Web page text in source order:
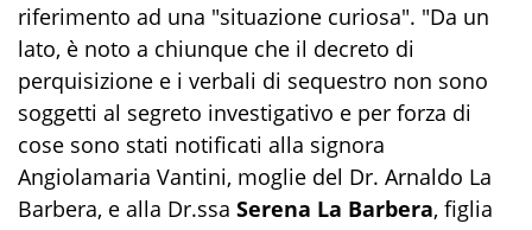
riferimento ad una "situazione curiosa". "Da un
lato, è noto a chiunque che il decreto di
perquisizione e i verbali di sequestro non sono
soggetti al segreto investigativo e per forza di
cose sono stati notificati alla signora
Angiolamaria Vantini, moglie del Dr. Arnaldo La
Barbera, e alla Dr.ssa Serena La Barbera, figlia